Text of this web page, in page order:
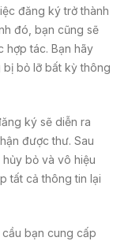
đăng ký trở thành
đó, bạn cũng sẽ
hợp tác. Bạn hãy
bị bỏ lỡ bất kỳ thông
ký sẽ diễn ra
được thư. Sau
bỏ và vô hiệu
tất cả thông tin lại
bạn cung cấp